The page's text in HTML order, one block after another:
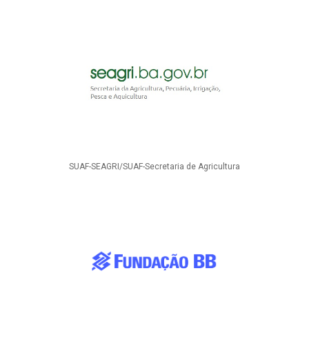
SUAF-SEAGRI/SUAF-Secretaria de Agricultura